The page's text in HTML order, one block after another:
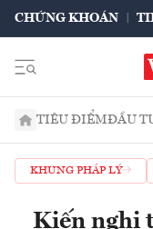
CHỨNG KHOÁN
TIÊU ĐIỂMĐẦU
KHUNG PHÁP LÝ
Kiến nghị